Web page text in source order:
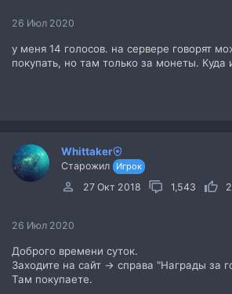
26 Июл 2020
у меня 14 голосов. на сервере говорят
покупать, но там только за монеты. Куда
Whittaker
Старожил Игрок
27 Окт 2018 1,543
26 Июл 2020
Доброго времени суток.
Заходите на сайт -> справа "Награды за
Там покупаете.